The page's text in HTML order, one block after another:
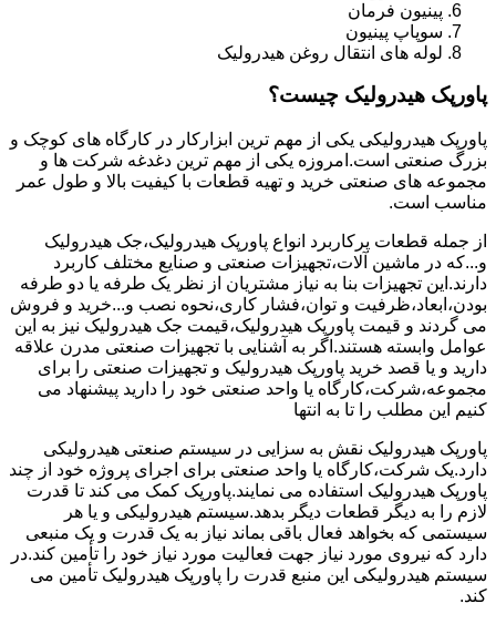
پینیون فرمان
سوپاپ پینیون
لوله های انتقال روغن هیدرولیک
پاورپک هیدرولیک چیست؟
پاورپک هیدرولیکی یکی از مهم ترین ابزارکار در کارگاه های کوچک و
بزرگ صنعتی است.امروزه یکی از مهم ترین دغدغه شرکت ها و
مجموعه های صنعتی خرید و تهیه قطعات با کیفیت بالا و طول عمر
مناسب است.
از جمله قطعات پرکاربرد انواع پاورپک هیدرولیک،جک هیدرولیک
و...که در ماشین آلات،تجهیزات صنعتی و صنایع مختلف کاربرد
دارند.این تجهیزات بنا به نیاز مشتریان از نظر یک طرفه یا دو طرفه
بودن،ابعاد،ظرفیت و توان،فشار کاری،نحوه نصب و...خرید و فروش
می گردند و قیمت پاورپک هیدرولیک،قیمت جک هیدرولیک نیز به این
عوامل وابسته هستند.اگر به آشنایی با تجهیزات صنعتی مدرن علاقه
دارید و یا قصد خرید پاورپک هیدرولیک و تجهیزات صنعتی را برای
مجموعه،شرکت،کارگاه یا واحد صنعتی خود را دارید پیشنهاد می
کنیم این مطلب را تا به انتها
پاورپک هیدرولیک نقش به سزایی در سیستم صنعتی هیدرولیکی
دارد.یک شرکت،کارگاه یا واحد صنعتی برای اجرای پروژه خود از چند
پاورپک هیدرولیک استفاده می نمایند.پاورپک کمک می کند تا قدرت
لازم را به دیگر قطعات دیگر بدهد.سیستم هیدرولیکی و یا هر
سیستمی که بخواهد فعال باقی بماند نیاز به یک قدرت و یک منبعی
دارد که نیروی مورد نیاز جهت فعالیت مورد نیاز خود را تأمین کند.در
سیستم هیدرولیکی این منبع قدرت را پاورپک هیدرولیک تأمین می
کند.